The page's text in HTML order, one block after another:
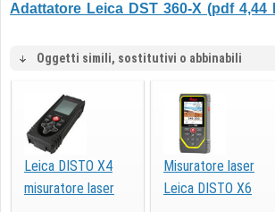
Adattatore Leica DST 360-X (pdf 4,44
Oggetti simili, sostitutivi o abbinabili
Leica DISTO X4
misuratore laser
Misuratore laser
Leica DISTO X6